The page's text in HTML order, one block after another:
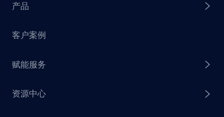
产品
探迹 AI Agent
探迹 AI 拓客
客户案例
赋能服务
资源中心